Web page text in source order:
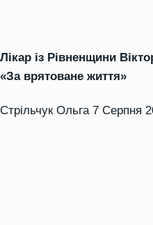
Лікар із Рівненщини
«За врятоване життя»
Стрільчук Ольга 7 Серпня